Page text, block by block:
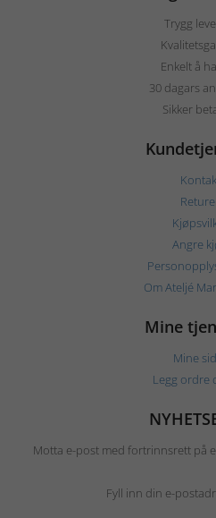
Trygg
Enkelt å
30 dagars
Sikker
Angre
Om Ateljé
Mine
Mine
Legg ordre
Motta e-post med fortrinnsrett på
Fyll inn din e-